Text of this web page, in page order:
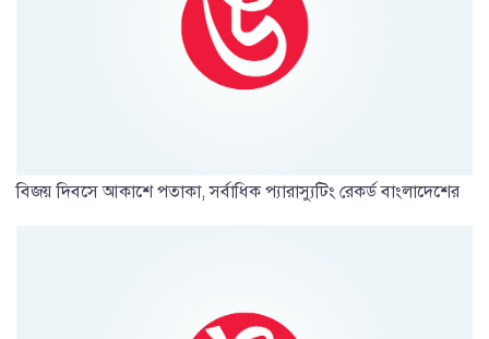
বিজয় দিবসে আকাশে পতাকা, সর্বাধিক প্যারাস্যুটিং রেকর্ড বাংলাদেশের